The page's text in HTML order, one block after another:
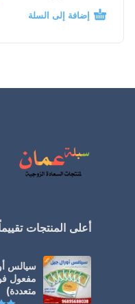
إضافة إلى السلة
أعلى المنتجات
مفعول
متعددة)